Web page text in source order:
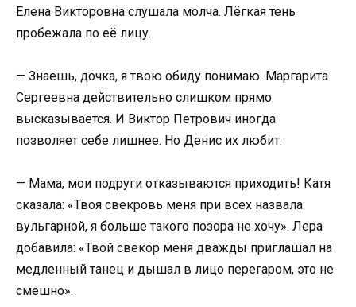
Елена Викторовна слушала молча. Лёгкая тень
пробежала по её лицу.
— Знаешь, дочка, я твою обиду понимаю. Маргарита
Сергеевна действительно слишком прямо
высказывается. И Виктор Петрович иногда
позволяет себе лишнее. Но Денис их любит.
— Мама, мои подруги отказываются приходить! Катя
сказала: «Твоя свекровь меня при всех назвала
вульгарной, я больше такого позора не хочу». Лера
добавила: «Твой свекор меня дважды приглашал на
медленный танец и дышал в лицо перегаром, это не
смешно».